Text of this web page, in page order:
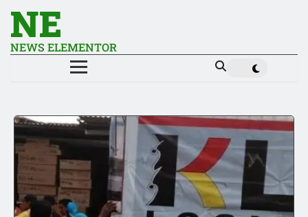
NE
NEWS ELEMENTOR